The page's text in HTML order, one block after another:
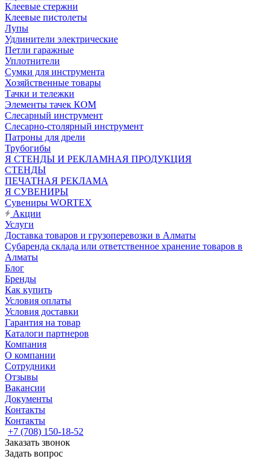
Клеевые стержни
Клеевые пистолеты
Лупы
Удлинители электрические
Петли гаражные
Уплотнители
Сумки для инструмента
Хозяйственные товары
Тачки и тележки
Элементы тачек КОМ
Слесарный инструмент
Слесарно-столярный инструмент
Патроны для дрели
Трубогибы
Я СТЕНДЫ И РЕКЛАМНАЯ ПРОДУКЦИЯ
СТЕНДЫ
ПЕЧАТНАЯ РЕКЛАМА
Я СУВЕНИРЫ
Сувениры WORTEX
Акции
Услуги
Доставка товаров и грузоперевозки в Алматы
Субаренда склада или ответственное хранение товаров в
Алматы
Блог
Бренды
Как купить
Условия оплаты
Условия доставки
Гарантия на товар
Каталоги партнеров
Компания
О компании
Сотрудники
Отзывы
Вакансии
Документы
Контакты
Контакты
+7 (708) 150-18-52
Заказать звонок
Задать вопрос